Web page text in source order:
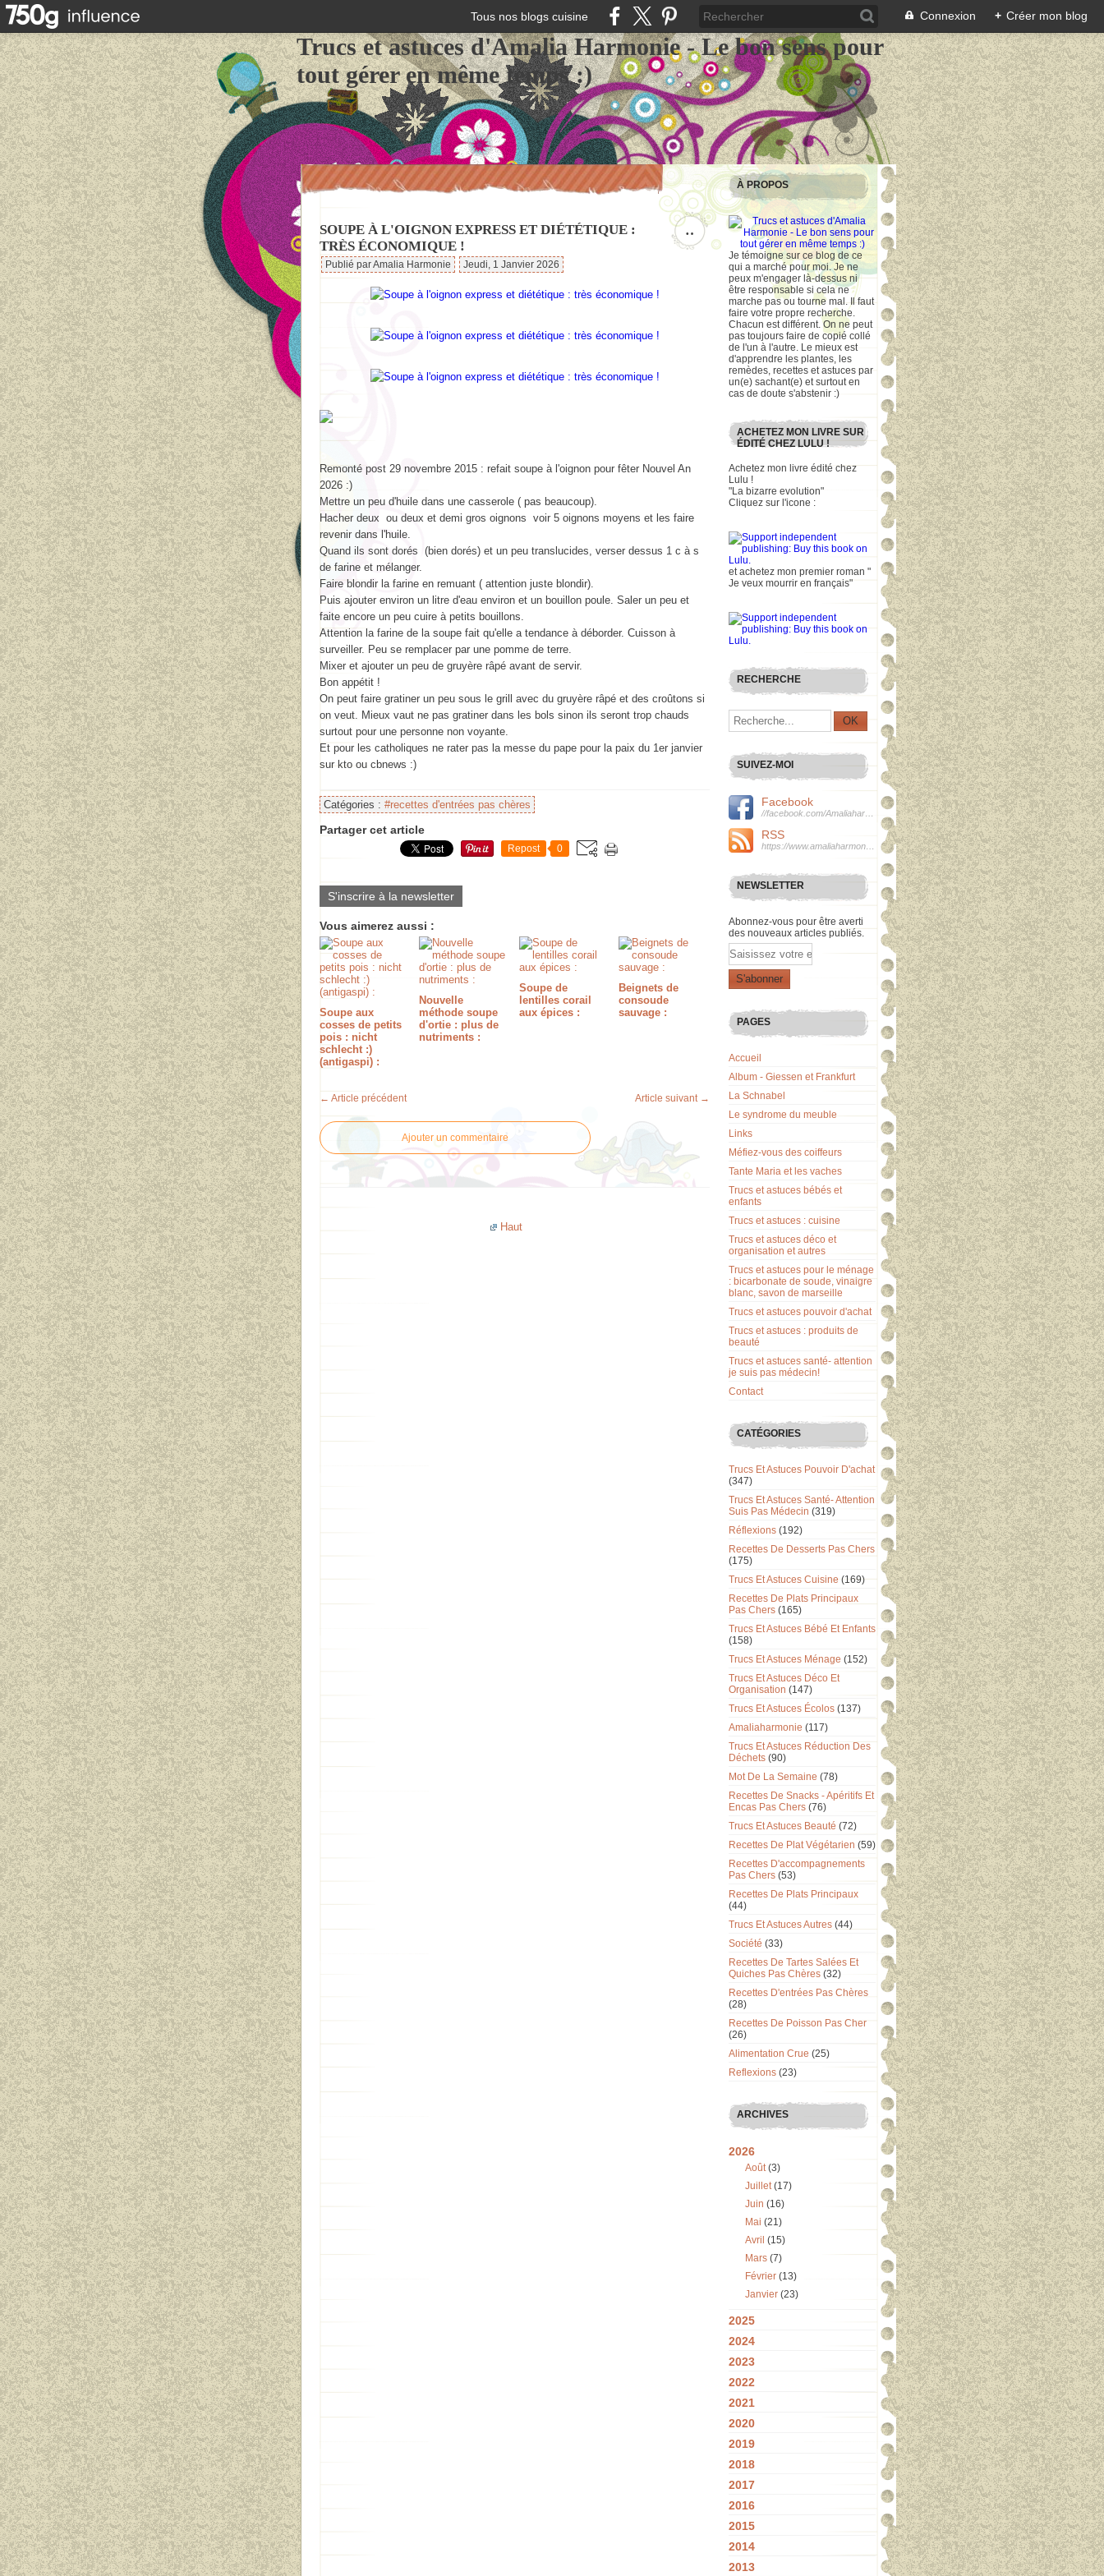
Tous nos blogs cuisine Connexion + Créer mon blog
Trucs et astuces d'Amalia Harmonie - Le bon sens pour
tout gérer en même temps :)
…
SOUPE À L'OIGNON EXPRESS ET DIÉTÉTIQUE :
TRÈS ÉCONOMIQUE !
Publié par Amalia Harmonie Jeudi, 1 Janvier 2026
Remonté post 29 novembre 2015 : refait soupe à l'oignon pour fêter Nouvel An
2026 :)
Mettre un peu d'huile dans une casserole ( pas beaucoup).
Hacher deux ou deux et demi gros oignons voir 5 oignons moyens et les faire
revenir dans l'huile.
Quand ils sont dorés (bien dorés) et un peu translucides, verser dessus 1 c à s
de farine et mélanger.
Faire blondir la farine en remuant ( attention juste blondir).
Puis ajouter environ un litre d'eau environ et un bouillon poule. Saler un peu et
faite encore un peu cuire à petits bouillons.
Attention la farine de la soupe fait qu'elle a tendance à déborder. Cuisson à
surveiller. Peu se remplacer par une pomme de terre.
Mixer et ajouter un peu de gruyère râpé avant de servir.
Bon appétit !
On peut faire gratiner un peu sous le grill avec du gruyère râpé et des croûtons si
on veut. Mieux vaut ne pas gratiner dans les bols sinon ils seront trop chauds
surtout pour une personne non voyante.
Et pour les catholiques ne rater pas la messe du pape pour la paix du 1er janvier
sur kto ou cbnews :)
Catégories : #recettes d'entrées pas chères
Partager cet article
Repost 0
S'inscrire à la newsletter
Vous aimerez aussi :
Soupe aux
cosses de petits
pois : nicht
schlecht :)
(antigaspi) :
Nouvelle
méthode soupe
d'ortie : plus de
nutriments :
Soupe de
lentilles corail
aux épices :
Beignets de
consoude
sauvage :
← Article précédent Article suivant →
Ajouter un commentaire
Haut
À PROPOS
Je témoigne sur ce blog de ce
qui a marché pour moi. Je ne
peux m'engager là-dessus ni
être responsable si cela ne
marche pas ou tourne mal. Il faut
faire votre propre recherche.
Chacun est différent. On ne peut
pas toujours faire de copié collé
de l'un à l'autre. Le mieux est
d'apprendre les plantes, les
remèdes, recettes et astuces par
un(e) sachant(e) et surtout en
cas de doute s'abstenir :)
ACHETEZ MON LIVRE SUR
ÉDITÉ CHEZ LULU !
Achetez mon livre édité chez
Lulu !
"La bizarre evolution"
Cliquez sur l'icone :
et achetez mon premier roman "
Je veux mourrir en français"
RECHERCHE
SUIVEZ-MOI
Facebook
RSS
NEWSLETTER
Abonnez-vous pour être averti
des nouveaux articles publiés.
Email
PAGES
Accueil
Album - Giessen et Frankfurt
La Schnabel
Le syndrome du meuble
Links
Méfiez-vous des coiffeurs
Tante Maria et les vaches
Trucs et astuces bébés et
enfants
Trucs et astuces : cuisine
Trucs et astuces déco et
organisation et autres
Trucs et astuces pour le ménage
: bicarbonate de soude, vinaigre
blanc, savon de marseille
Trucs et astuces pouvoir d'achat
Trucs et astuces : produits de
beauté
Trucs et astuces santé- attention
je suis pas médecin!
Contact
CATÉGORIES
Trucs Et Astuces Pouvoir D'achat
(347)
Trucs Et Astuces Santé- Attention
Suis Pas Médecin (319)
Réflexions (192)
Recettes De Desserts Pas Chers
(175)
Trucs Et Astuces Cuisine (169)
Recettes De Plats Principaux
Pas Chers (165)
Trucs Et Astuces Bébé Et Enfants
(158)
Trucs Et Astuces Ménage (152)
Trucs Et Astuces Déco Et
Organisation (147)
Trucs Et Astuces Écolos (137)
Amaliaharmonie (117)
Trucs Et Astuces Réduction Des
Déchets (90)
Mot De La Semaine (78)
Recettes De Snacks - Apéritifs Et
Encas Pas Chers (76)
Trucs Et Astuces Beauté (72)
Recettes De Plat Végétarien (59)
Recettes D'accompagnements
Pas Chers (53)
Recettes De Plats Principaux
(44)
Trucs Et Astuces Autres (44)
Société (33)
Recettes De Tartes Salées Et
Quiches Pas Chères (32)
Recettes D'entrées Pas Chères
(28)
Recettes De Poisson Pas Cher
(26)
Alimentation Crue (25)
Reflexions (23)
ARCHIVES
2026
Août(3)
Juillet(17)
Juin (16)
Mai (21)
Avril (15)
Mars (7)
Février (13)
Janvier (23)
2025
2024
2023
2022
2021
2020
2019
2018
2017
2016
2015
2014
2013